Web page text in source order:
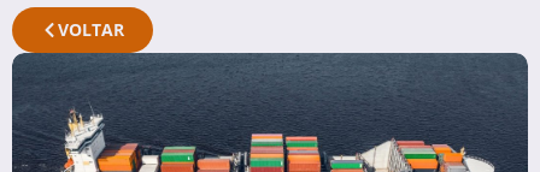
VOLTAR